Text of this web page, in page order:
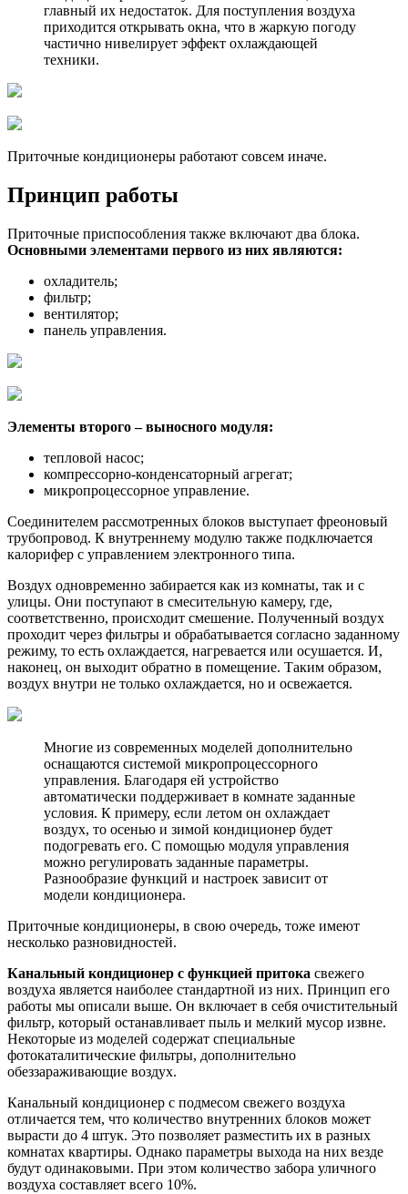
главный их недостаток. Для поступления воздуха
приходится открывать окна, что в жаркую погоду
частично нивелирует эффект охлаждающей
техники.
Приточные кондиционеры работают совсем иначе.
Принцип работы
Приточные приспособления также включают два блока.
Основными элементами первого из них являются:
охладитель;
фильтр;
вентилятор;
панель управления.
Элементы второго – выносного модуля:
тепловой насос;
компрессорно-конденсаторный агрегат;
микропроцессорное управление.
Соединителем рассмотренных блоков выступает фреоновый
трубопровод. К внутреннему модулю также подключается
калорифер с управлением электронного типа.
Воздух одновременно забирается как из комнаты, так и с
улицы. Они поступают в смесительную камеру, где,
соответственно, происходит смешение. Полученный воздух
проходит через фильтры и обрабатывается согласно заданному
режиму, то есть охлаждается, нагревается или осушается. И,
наконец, он выходит обратно в помещение. Таким образом,
воздух внутри не только охлаждается, но и освежается.
Многие из современных моделей дополнительно
оснащаются системой микропроцессорного
управления. Благодаря ей устройство
автоматически поддерживает в комнате заданные
условия. К примеру, если летом он охлаждает
воздух, то осенью и зимой кондиционер будет
подогревать его. С помощью модуля управления
можно регулировать заданные параметры.
Разнообразие функций и настроек зависит от
модели кондиционера.
Приточные кондиционеры, в свою очередь, тоже имеют
несколько разновидностей.
Канальный кондиционер с функцией притока свежего
воздуха является наиболее стандартной из них. Принцип его
работы мы описали выше. Он включает в себя очистительный
фильтр, который останавливает пыль и мелкий мусор извне.
Некоторые из моделей содержат специальные
фотокаталитические фильтры, дополнительно
обеззараживающие воздух.
Канальный кондиционер с подмесом свежего воздуха
отличается тем, что количество внутренних блоков может
вырасти до 4 штук. Это позволяет разместить их в разных
комнатах квартиры. Однако параметры выхода на них везде
будут одинаковыми. При этом количество забора уличного
воздуха составляет всего 10%.